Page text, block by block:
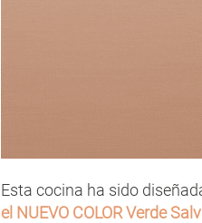
Esta cocina ha sido
el NUEVO COLOR Verde